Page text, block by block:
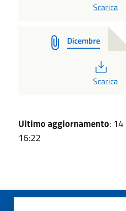
PDF
Scarica
Dicembre
PDF
Scarica
Ultimo aggiornamento:
16:22